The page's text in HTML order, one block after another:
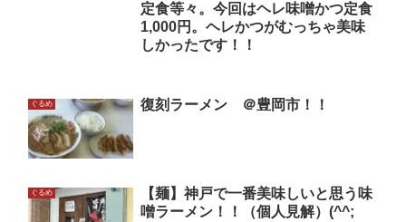
定食等々。今回はヘレ味噌かつ定食
1,000円。ヘレかつがむっちゃ美味
しかったです！！
ぐるめ 復刻ラーメン ＠豊岡市！！
ぐるめ
【麺】神戸で一番美味しいと思う味
噌ラーメン！！（個人見解）(^^;